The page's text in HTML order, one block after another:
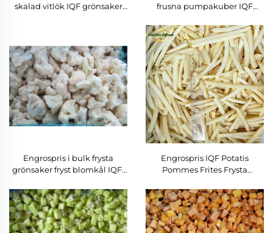
skalad vitlök IQF grönsaker
frusna pumpakuber IQF
Engrospris i bulk frysta
grönsaker fryst blomkål IQF-
Engrospris IQF Potatis
Pommes Frites Frysta